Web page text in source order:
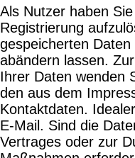
Als Nutzer haben
Registrierung
gespeicherten
abändern lassen.
Ihrer Daten wenden
den aus dem
Kontaktdaten.
E-Mail. Sind die
Vertrages oder zur